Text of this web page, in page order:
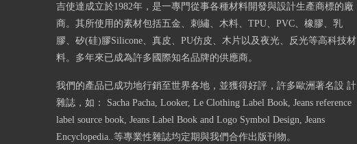
吉使達成立於1982年，是一專門從事各種材料開發與設計生產商標的廠
商。其所使用的素材包括五金、刺繡、木料、TPU、PVC、橡膠、乳
膠、矽(硅)膠Silicone、真皮、PU仿皮、木片以及夜光、反光等高科技材
料。多年來已成為許多國際知名品牌的供應商。
我們的產品已成功地行銷至世界各地，並獲得好評，許多歐洲著名設 計
雜誌，如： Sacha Pacha, Looker, Le Clothing Label Book, Jeans reference
label source book, Jeans Label Book and Logo Symbol Design, Jeans
Encyclopedia..等專業性雜誌均定期與我們合作出版刊物。